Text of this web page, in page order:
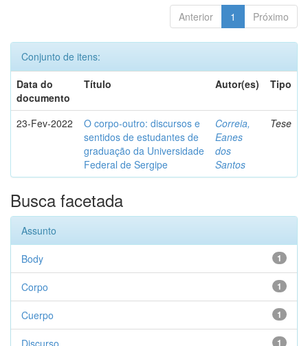
Anterior 1 Próximo
Conjunto de itens:
Data do
documento
Título Autor(es) Tipo
23-Fev-2022
O corpo-outro: discursos e
sentidos de estudantes de
graduação da Universidade
Federal de Sergipe
Correia,
Eanes
dos
Santos
Tese
Busca facetada
Assunto
1
Body
1
Corpo
1
Cuerpo
1
Discurso